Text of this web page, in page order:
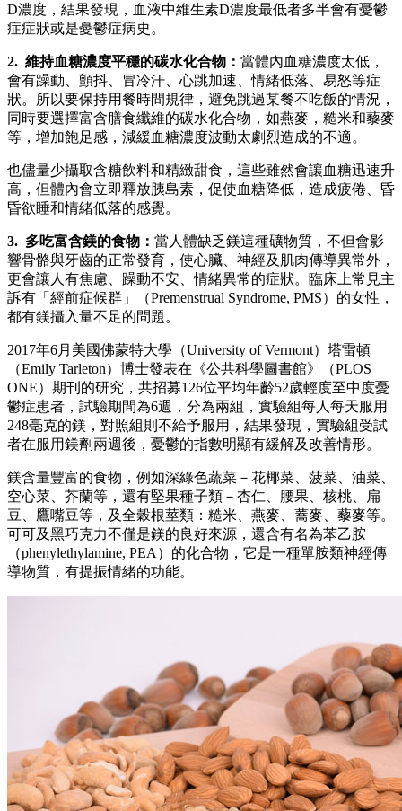
D濃度，結果發現，血液中維生素D濃度最低者多半會有憂鬱
症症狀或是憂鬱症病史。
2. 維持血糖濃度平穩的碳水化合物： 當體內血糖濃度太低，
會有躁動、顫抖、冒冷汗、心跳加速、情緒低落、易怒等症
狀。所以要保持用餐時間規律，避免跳過某餐不吃飯的情況，
同時要選擇富含膳食纖維的碳水化合物，如燕麥，糙米和藜麥
等，增加飽足感，減緩血糖濃度波動太劇烈造成的不適。
也儘量少攝取含糖飲料和精緻甜食，這些雖然會讓血糖迅速升
高，但體內會立即釋放胰島素，促使血糖降低，造成疲倦、昏
昏欲睡和情緒低落的感覺。
3. 多吃富含鎂的食物： 當人體缺乏鎂這種礦物質，不但會影
響骨骼與牙齒的正常發育，使心臟、神經及肌肉傳導異常外，
更會讓人有焦慮、躁動不安、情緒異常的症狀。臨床上常見主
訴有「經前症候群」（Premenstrual Syndrome, PMS）的女性，
都有鎂攝入量不足的問題。
2017年6月美國佛蒙特大學（University of Vermont）塔雷頓
（Emily Tarleton）博士發表在《公共科學圖書館》（PLOS
ONE）期刊的研究，共招募126位平均年齡52歲輕度至中度憂
鬱症患者，試驗期間為6週，分為兩組，實驗組每人每天服用
248毫克的鎂，對照組則不給予服用，結果發現，實驗組受試
者在服用鎂劑兩週後，憂鬱的指數明顯有緩解及改善情形。
鎂含量豐富的食物，例如深綠色蔬菜－花椰菜、菠菜、油菜、
空心菜、芥蘭等，還有堅果種子類－杏仁、腰果、核桃、扁
豆、鷹嘴豆等，及全穀根莖類：糙米、燕麥、蕎麥、藜麥等。
可可及黑巧克力不僅是鎂的良好來源，還含有名為苯乙胺
（phenylethylamine, PEA）的化合物，它是一種單胺類神經傳
導物質，有提振情緒的功能。